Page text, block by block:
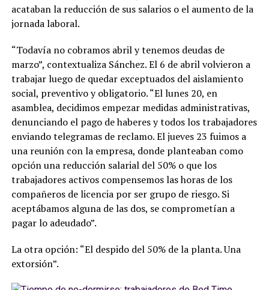
acataban la reducción de sus salarios o el aumento de la
jornada laboral.
“Todavía no cobramos abril y tenemos deudas de
marzo”, contextualiza Sánchez. El 6 de abril volvieron a
trabajar luego de quedar exceptuados del aislamiento
social, preventivo y obligatorio. “El lunes 20, en
asamblea, decidimos empezar medidas administrativas,
denunciando el pago de haberes y todos los trabajadores
enviando telegramas de reclamo. El jueves 23 fuimos a
una reunión con la empresa, donde planteaban como
opción una reducción salarial del 50% o que los
trabajadores activos compensemos las horas de los
compañeros de licencia por ser grupo de riesgo. Si
aceptábamos alguna de las dos, se comprometían a
pagar lo adeudado”.
La otra opción: “El despido del 50% de la planta. Una
extorsión”.